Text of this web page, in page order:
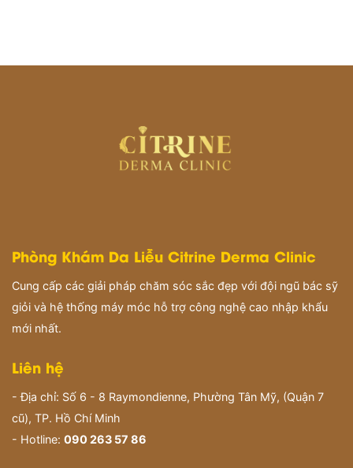
Phòng Khám Da Liễu Citrine Derma Clinic
Cung cấp các giải pháp chăm sóc sắc đẹp với đội ngũ bác sỹ
giỏi và hệ thống máy móc hỗ trợ công nghệ cao nhập khẩu
mới nhất.
Liên hệ
- Địa chỉ: Số 6 - 8 Raymondienne, Phường Tân Mỹ, (Quận 7
cũ), TP. Hồ Chí Minh
- Hotline: 090 263 57 86